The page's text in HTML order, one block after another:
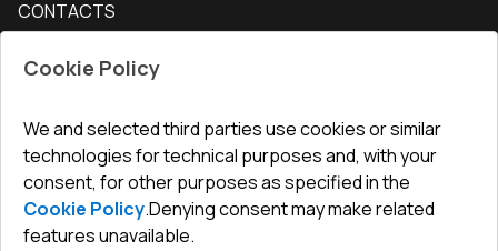
Interior doors
How to measure windows
For companies, cooperation
Conditions for returning goods
Guarantee
CONTACTS
undefined(undefined)
info@toptechnik.com.pl
Cookie Policy
We and selected third parties use cookies or similar
technologies for technical purposes and, with your
consent, for other purposes as specified in the
Cookie Policy.Denying consent may make related
features unavailable.